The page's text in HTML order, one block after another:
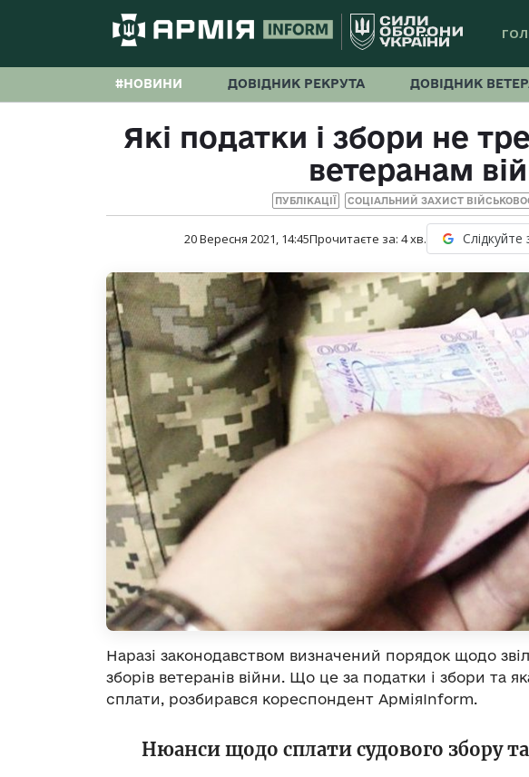
#НОВИНИ ДОВІДНИК РЕКРУТА ДОВІДНИК
Які податки і збори не
ветеранам
ПУБЛІКАЦІЇ СОЦІАЛЬНИЙ ЗАХИСТ
20 Вересня 2021, 14:45Прочитаєте за: 4хв.
Наразі законодавством визначений порядок щодо
зборів ветеранів війни. Що це за податки і збори та
сплати, розбирався кореспондент АрміяInform.
Нюанси щодо сплати судового збору